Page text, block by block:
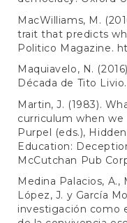
MacWilliams, M.
trait that predicts
Politico Magazine.
Maquiavelo, N.
Década de Tito
Martin, J. (1983).
curriculum when we
Purpel (eds.),
Education:
McCutchan Pub
Medina Palacios, A.,
López, J. y García
investigación como